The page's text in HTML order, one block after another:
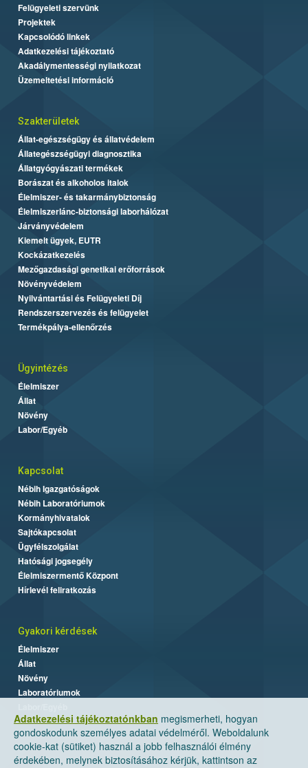
Adatkezelési tájékoztatónkban megismerheti, hogyan
gondoskodunk személyes adatai védelméről. Weboldalunk
cookie-kat (sütiket) használ a jobb felhasználói élmény
érdekében, melynek biztosításához kérjük, kattintson az
Felügyeleti szervünk
Projektek
Kapcsolódó linkek
Adatkezelési tájékoztató
Akadálymentességi nyilatkozat
Üzemeltetési információ
Szakterületek
Állat-egészségügy és állatvédelem
Állategészségügyi diagnosztika
Állatgyógyászati termékek
Borászat és alkoholos italok
Élelmiszer- és takarmánybiztonság
Élelmiszerlánc-biztonsági laborhálózat
Járványvédelem
Kiemelt ügyek, EUTR
Kockázatkezelés
Mezőgazdasági genetikai erőforrások
Növényvédelem
Nyilvántartási és Felügyeleti Díj
Rendszerszervezés és felügyelet
Termékpálya-ellenőrzés
Ügyintézés
Élelmiszer
Állat
Növény
Labor/Egyéb
Kapcsolat
Nébih Igazgatóságok
Nébih Laboratóriumok
Kormányhivatalok
Sajtókapcsolat
Ügyfélszolgálat
Hatósági jogsegély
Élelmiszermentő Központ
Hírlevél feliratkozás
Gyakori kérdések
Élelmiszer
Állat
Növény
Laboratóriumok